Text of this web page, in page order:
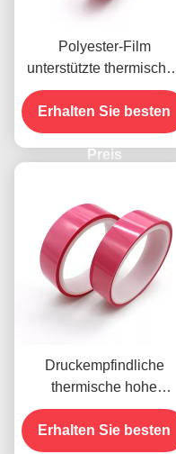
Polyester-Film
unterstützte
Freigabe-Band
umweltfreundliche
0.075mm
Erhalten Sie besten
Preis
Druckempfindliche
thermische hohe
Anfangsadhäsion des
Freigabe-Band-8N
Erhalten Sie besten